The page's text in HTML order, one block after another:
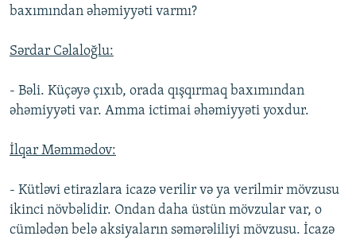
baxımından əhəmiyyəti varmı?
Sərdar Cəlaloğlu:
- Bəli. Küçəyə çıxıb, orada qışqırmaq baxımından
əhəmiyyəti var. Amma ictimai əhəmiyyəti yoxdur.
İlqar Məmmədov:
- Kütləvi etirazlara icazə verilir və ya verilmir mövzusu
ikinci növbəlidir. Ondan daha üstün mövzular var, o
cümlədən belə aksiyaların səmərəliliyi mövzusu. İcazə